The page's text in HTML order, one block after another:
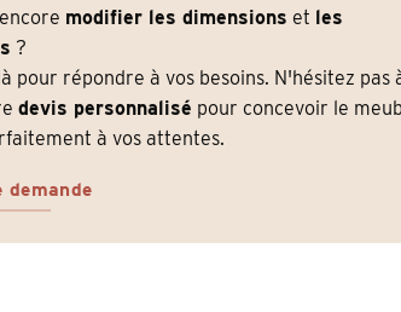
modifier les dimensions et les
?
pour répondre à vos besoins. N'hésitez pas
devis personnalisé pour concevoir le
à vos attentes.
demande